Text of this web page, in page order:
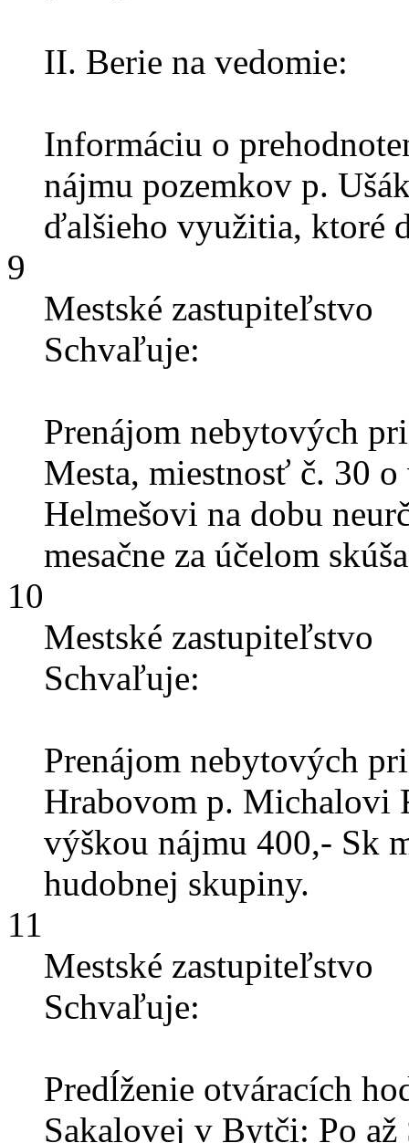
II. Berie na vedomie:
Informáciu o
nájmu pozemkov p.
ďalšieho využitia, ktoré
9
Mestské zastupiteľstvo
Schvaľuje:
Prenájom nebytových
Mesta, miestnosť č. 30
Helmešovi na dobu
mesačne za účelom
10
Mestské zastupiteľstvo
Schvaľuje:
Prenájom nebytových
Hrabovom p. Michalovi
výškou nájmu 400,- Sk
hudobnej skupiny.
11
Mestské zastupiteľstvo
Schvaľuje:
Predĺženie otváracích
Sakalovej v Bytči: Po